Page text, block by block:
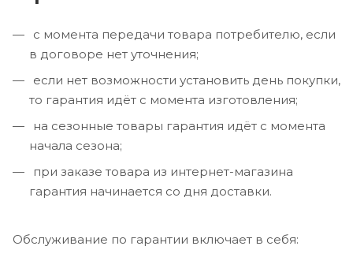
с момента передачи товара потребителю, если
в договоре нет уточнения;
если нет возможности установить день покупки,
то гарантия идёт с момента изготовления;
на сезонные товары гарантия идёт с момента
начала сезона;
при заказе товара из интернет-магазина
гарантия начинается со дня доставки.
Обслуживание по гарантии включает в себя: